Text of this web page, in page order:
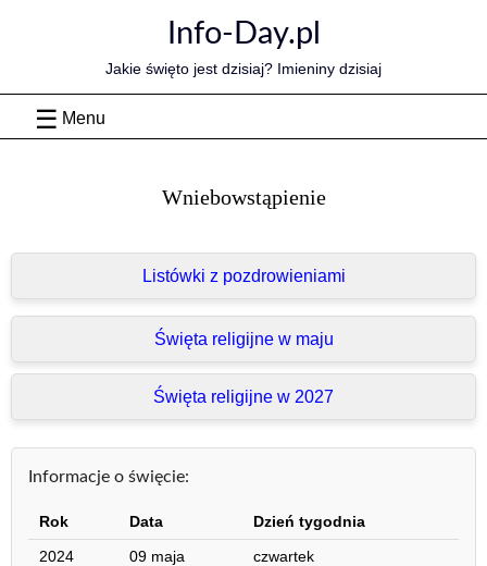
Info-Day.pl
Jakie święto jest dzisiaj? Imieniny dzisiaj
Menu
Wniebowstąpienie
Listówki z pozdrowieniami
Święta religijne w maju
Święta religijne w 2027
Informacje o święcie:
Rok Data
Dzień tygodnia
2024
09 maja
czwartek